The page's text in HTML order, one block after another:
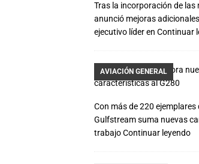
Tras la incorporación de
anunció mejoras
ejecutivo líder en Continuar
AVIACIÓN GENERAL
Con más de 220
Gulfstream suma nuevas
trabajoContinuar leyendo